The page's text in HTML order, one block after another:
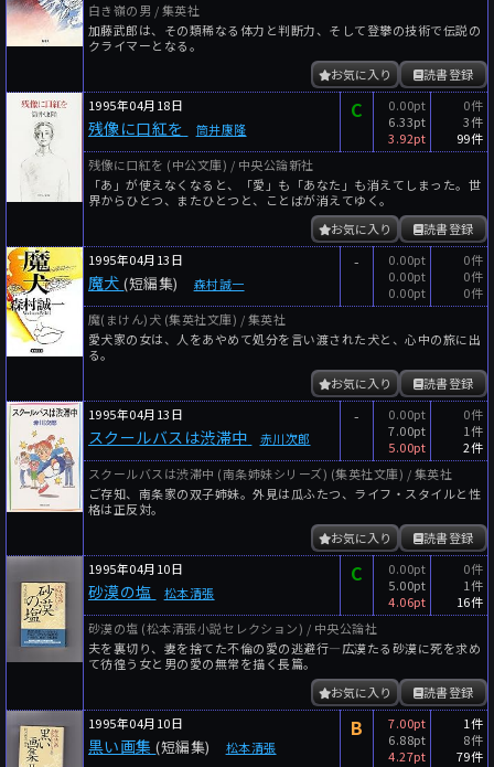
白き嶺の男 / 集英社
加藤武郎は、その類稀なる体力と判断力、そして登攀の技術で伝説の
クライマーとなる。
読書登録
お気に入り
1995年04月18日
残像に口紅を 筒井康隆
C
0.00pt
6.33pt
3.92pt
0件
3件
99件
残像に口紅を (中公文庫) / 中央公論新社
「あ」が使えなくなると、「愛」も「あなた」も消えてしまった。世
界からひとつ、またひとつと、ことばが消えてゆく。
読書登録
お気に入り
1995年04月13日
魔犬 (短編集) 森村誠一
-
0.00pt
0.00pt
0.00pt
0件
0件
0件
魔(まけん)犬 (集英社文庫) / 集英社
愛犬家の女は、人をあやめて処分を言い渡された犬と、心中の旅に出
る。
読書登録
お気に入り
1995年04月13日
スクールバスは渋滞中 赤川次郎
-
0.00pt
7.00pt
5.00pt
0件
1件
2件
スクールバスは渋滞中 (南条姉妹シリーズ) (集英社文庫) / 集英社
ご存知、南条家の双子姉妹。外見は瓜ふたつ、ライフ・スタイルと性
格は正反対。
読書登録
お気に入り
1995年04月10日
砂漠の塩 松本清張
C
0.00pt
5.00pt
4.06pt
0件
1件
16件
砂漠の塩 (松本清張小説セレクション) / 中央公論社
夫を裏切り、妻を捨てた不倫の愛の逃避行―広漠たる砂漠に死を求め
て彷徨う女と男の愛の無常を描く長篇。
読書登録
お気に入り
1995年04月10日
黒い画集 (短編集) 松本清張
B
7.00pt
6.88pt
4.27pt
1件
8件
79件